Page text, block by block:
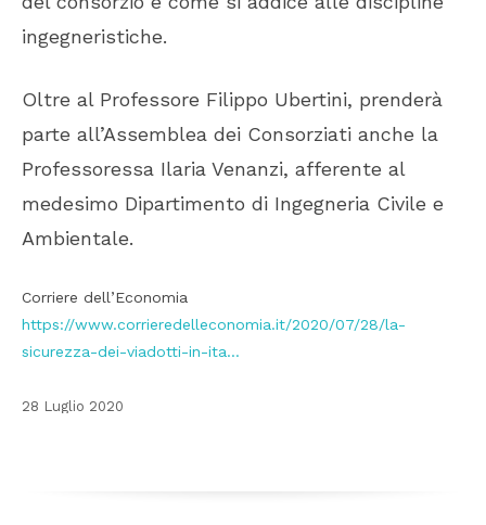
ingegneristiche.
Oltre al Professore Filippo Ubertini, prenderà
parte all’Assemblea dei Consorziati anche la
Professoressa Ilaria Venanzi, afferente al
medesimo Dipartimento di Ingegneria Civile e
Ambientale.
Corriere dell’Economia
https://www.corrieredelleconomia.it/2020/07/28/la-
sicurezza-dei-viadotti-in-ita…
28 Luglio 2020